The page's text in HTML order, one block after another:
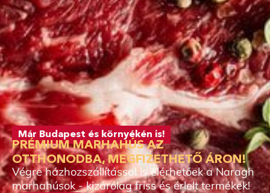
Már Budapest és környékén is!
PRÉMIUM MARHAHÚS AZ
OTTHONODBA, MEGFIZETHETŐ ÁRON!
Végre házhozszállítással is elérhetőek a Naragh
marhahúsok - kizárólag friss és érlelt termékek!